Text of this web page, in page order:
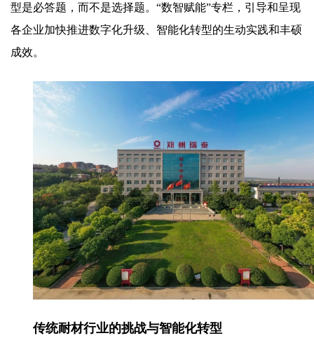
型是必答题，而不是选择题。“数智赋能”专栏，引导和呈现
各企业加快推进数字化升级、智能化转型的生动实践和丰硕
成效。
传统耐材行业的挑战与智能化转型